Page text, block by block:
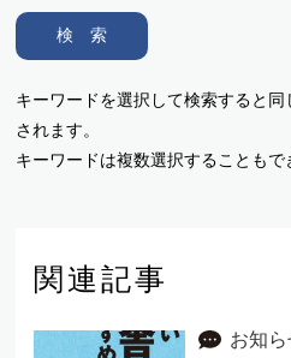
キーワードを選択して検索すると
されます。
キーワードは複数選択することもで
検 索
関連記事
お知